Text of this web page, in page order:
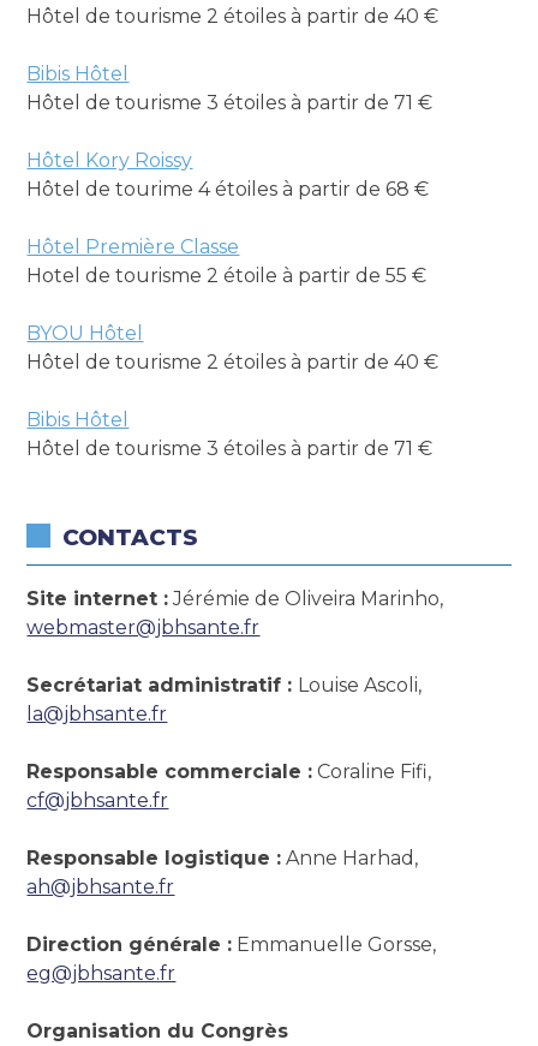
Hôtel de tourisme 2 étoiles à partir de 40 €
Bibis Hôtel
Hôtel de tourisme 3 étoiles à partir de 71 €
Hôtel Kory Roissy
Hôtel de tourime 4 étoiles à partir de 68 €
Hôtel Première Classe
Hotel de tourisme 2 étoile à partir de 55 €
BYOU Hôtel
Hôtel de tourisme 2 étoiles à partir de 40 €
Bibis Hôtel
Hôtel de tourisme 3 étoiles à partir de 71 €
CONTACTS
Site internet :Jérémie de Oliveira Marinho,
webmaster@jbhsante.fr
Secrétariat administratif : Louise Ascoli,
la@jbhsante.fr
Responsable commerciale : Coraline Fifi,
cf@jbhsante.fr
Responsable logistique : Anne Harhad,
ah@jbhsante.fr
Direction générale : Emmanuelle Gorsse,
eg@jbhsante.fr
Organisation du Congrès